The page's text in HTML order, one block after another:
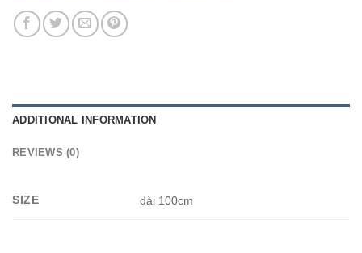
ADDITIONAL INFORMATION
REVIEWS (0)
SIZE dài 100cm